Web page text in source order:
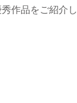
作品をご紹介し